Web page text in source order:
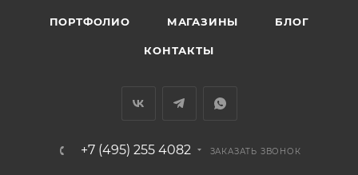
ПОРТФОЛИО МАГАЗИНЫ БЛОГ
КОНТАКТЫ
+7 (495) 255 4082 ЗАКАЗАТЬ ЗВОНОК